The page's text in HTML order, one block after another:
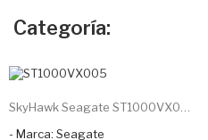
Categoría:
- Marca: Seagate